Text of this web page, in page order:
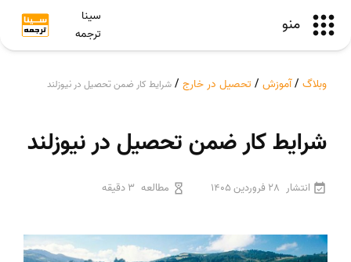
منو
سینا
ترجمه
وبلاگ /آموزش / تحصیل در خارج / شرایط کار ضمن تحصیل در نیوزلند
شرایط کار ضمن تحصیل در نیوزلند
انتشار 28 فروردین 1405 مطالعه 3 دقیقه